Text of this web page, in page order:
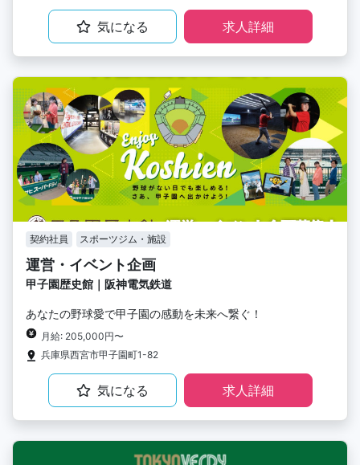
気になる 求人詳細
契約社員 スポーツジム・施設
運営・イベント企画
甲子園歴史館｜阪神電気鉄道
あなたの野球愛で甲子園の感動を未来へ繋ぐ！
月給: 205,000円〜
兵庫県西宮市甲子園町1-82
気になる 求人詳細